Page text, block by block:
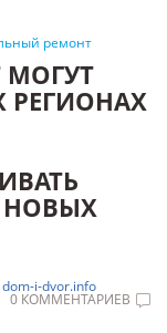
ремонт
МОГУТ
РЕГИОНАХ
i-dvor.info
0 КОММЕНТАРИЕВ